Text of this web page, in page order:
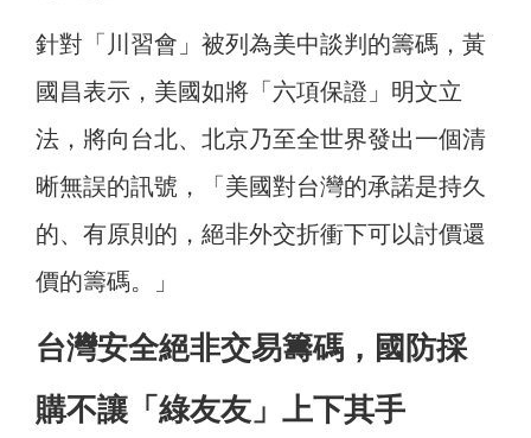
針對「川習會」被列為美中談判的籌碼，黃
國昌表示，美國如將「六項保證」明文立
法，將向台北、北京乃至全世界發出一個清
晰無誤的訊號，「美國對台灣的承諾是持久
的、有原則的，絕非外交折衝下可以討價還
價的籌碼。」
台灣安全絕非交易籌碼，國防採
購不讓「綠友友」上下其手